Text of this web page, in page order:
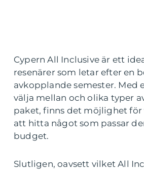
Cypern All Inclusive är ett
resenärer som letar efter en
avkopplande semester. Med
välja mellan och olika typer
paket, finns det möjlighet för
att hitta något som passar
budget.
Slutligen, oavsett vilket All